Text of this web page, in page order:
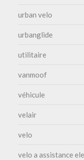
urban velo
urbanglide
utilitaire
vanmoof
véhicule
velair
velo
velo a assistance